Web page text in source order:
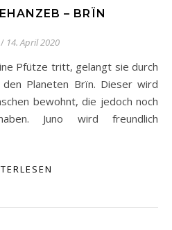
– BRÏN
/ 14. April 2020
Planeten Brïn. Dieser wird
bewohnt, die jedoch noch
Juno wird freundlich